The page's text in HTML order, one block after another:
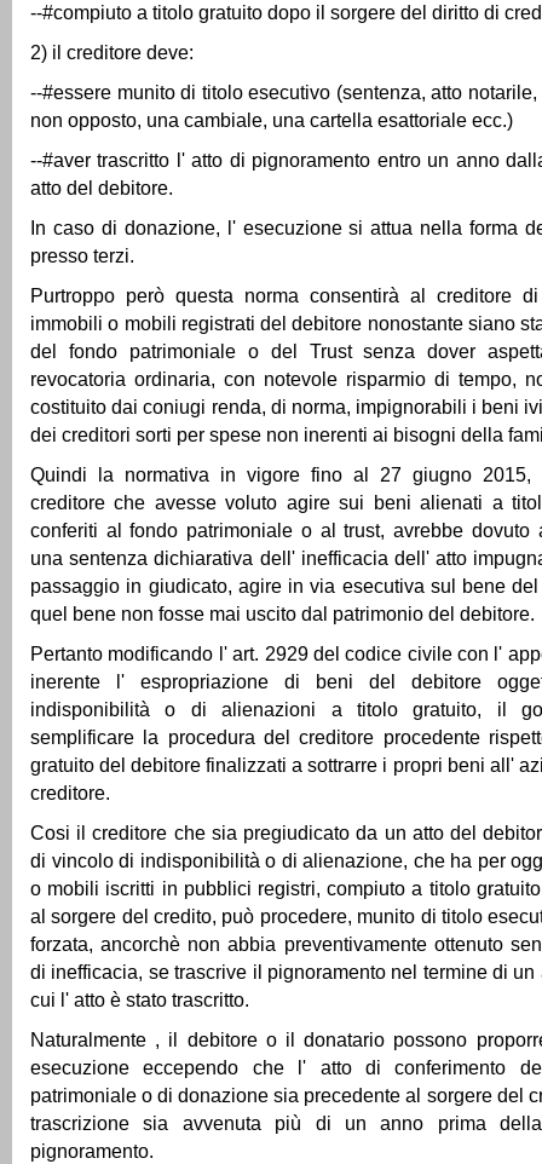
--#compiuto a titolo gratuito dopo il sorgere del diritto di
2) il creditore deve:
--#essere munito di titolo esecutivo (sentenza, atto
non opposto, una cambiale, una cartella esattoriale ecc.)
--#aver trascritto l' atto di pignoramento entro un anno
atto del debitore.
In caso di donazione, l' esecuzione si attua nella forma
presso terzi.
Purtroppo però questa norma consentirà al creditore
immobili o mobili registrati del debitore nonostante siano
del fondo patrimoniale o del Trust senza dover
revocatoria ordinaria, con notevole risparmio di tempo,
costituito dai coniugi renda, di norma, impignorabili i beni
dei creditori sorti per spese non inerenti ai bisogni della
Quindi la normativa in vigore fino al 27 giugno 2015,
creditore che avesse voluto agire sui beni alienati a
conferiti al fondo patrimoniale o al trust, avrebbe dovuto
una sentenza dichiarativa dell' inefficacia dell' atto
passaggio in giudicato, agire in via esecutiva sul bene
quel bene non fosse mai uscito dal patrimonio del debitore.
Pertanto modificando l' art. 2929 del codice civile con l'
inerente l' espropriazione di beni del debitore
indisponibilità o di alienazioni a titolo gratuito, il
semplificare la procedura del creditore procedente
gratuito del debitore finalizzati a sottrarre i propri beni all'
creditore.
Cosi il creditore che sia pregiudicato da un atto del
di vincolo di indisponibilità o di alienazione, che ha per
o mobili iscritti in pubblici registri, compiuto a titolo
al sorgere del credito, può procedere, munito di titolo
forzata, ancorchè non abbia preventivamente ottenuto
di inefficacia, se trascrive il pignoramento nel termine di
cui l' atto è stato trascritto.
Naturalmente , il debitore o il donatario possono
esecuzione eccependo che l' atto di conferimento
patrimoniale o di donazione sia precedente al sorgere del
trascrizione sia avvenuta più di un anno prima
pignoramento.